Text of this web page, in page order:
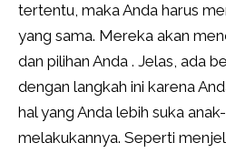
tertentu, maka Anda harus
yang sama. Mereka akan
dan pilihan Anda . Jelas, ada
dengan langkah ini karena
hal yang Anda lebih suka
melakukannya. Seperti